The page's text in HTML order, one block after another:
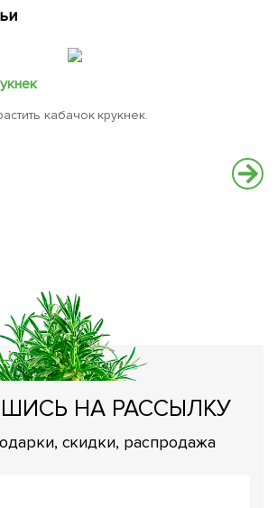
кабачок крукнек.
НА РАССЫЛКУ
скидки, распродажа